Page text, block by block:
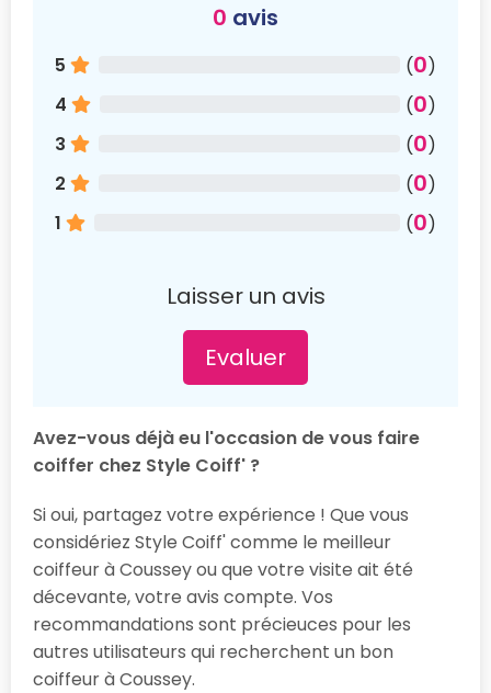
0 avis
5 (0)
4
(0)
3
(0)
2
(0)
1
(0)
Laisser un avis
Evaluer
Avez-vous déjà eu l'occasion de vous faire
coiffer chez Style Coiff' ?
Si oui, partagez votre expérience ! Que vous
considériez Style Coiff' comme le meilleur
coiffeur à Coussey ou que votre visite ait été
décevante, votre avis compte. Vos
recommandations sont précieuces pour les
autres utilisateurs qui recherchent un bon
coiffeur à Coussey.